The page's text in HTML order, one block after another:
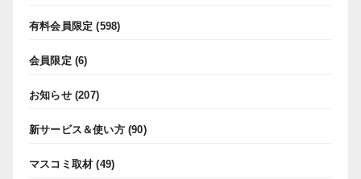
有料会員限定 (598)
会員限定 (6)
お知らせ(207)
新サービス＆使い方(90)
マスコミ取材 (49)